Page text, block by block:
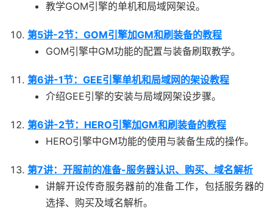
教学GOM引擎的单机和局域网架设。
第5讲-2节：GOM引擎加GM和刷装备的教程
GOM引擎中GM功能的配置与装备刷取教学。
第6讲-1节：GEE引擎单机和局域网的架设教程
介绍GEE引擎的安装与局域网架设步骤。
第6讲-2节：HERO引擎加GM和刷装备的教程
HERO引擎中GM功能的使用与装备生成的操作。
第7讲：开服前的准备-服务器认识、购买、域名解析
讲解开设传奇服务器前的准备工作，包括服务器的
选择、购买及域名解析。